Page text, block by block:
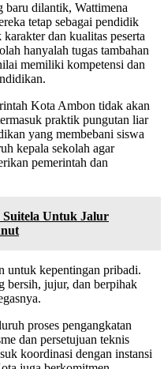
baru dilantik, Wattimena
tetap sebagai pendidik
dan kualitas peserta
hanyalah tugas tambahan
memiliki kompetensi dan
Kota Ambon tidak akan
praktik pungutan liar
yang membebani siswa
kepala sekolah agar
pemerintah dan
Untuk Jalur
untuk kepentingan pribadi.
bersih, jujur, dan berpihak
proses pengangkatan
dan persetujuan teknis
koordinasi dengan instansi